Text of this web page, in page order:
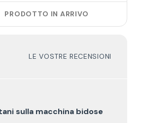
PRODOTTO IN ARRIVO
LE VOSTRE RECENSIONI
sulla macchina bidose